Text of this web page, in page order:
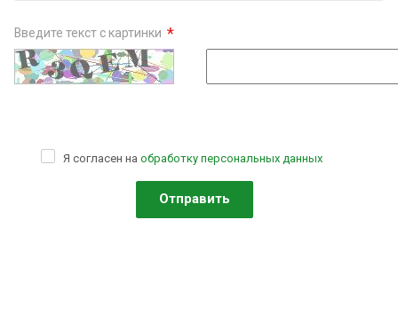
Введите текст с картинки *
Я согласен на обработку персональных данных